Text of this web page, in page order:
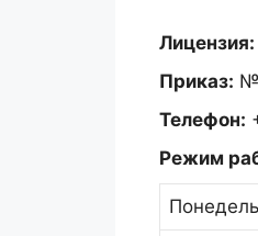
Лицензия:
Приказ:
Телефон:
Режим